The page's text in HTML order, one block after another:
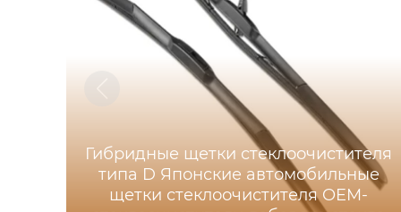
Гибридные щетки стеклоочистителя
типа D Японские автомобильные
щетки стеклоочистителя OEM-